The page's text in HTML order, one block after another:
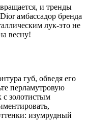
и тренды
амбассадор бренда
лук-это не
весну!
губ, обведя его
перламутровую
золотистым
изумрудный